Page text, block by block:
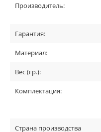
Производитель:
Гарантия:
Материал:
Вес (гр.):
Комплектация:
Страна производства